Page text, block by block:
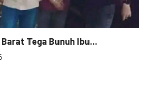
Tega Bunuh Ibu...